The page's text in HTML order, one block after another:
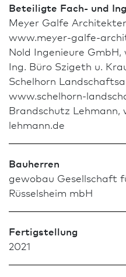
Beteiligte Fach- und
Meyer Galfe
www.meyer-galfe-
Nold Ingenieure
Ing. Büro Szigeth u.
Schelhorn
www.schelhorn-
Brand­schutz
lehmann.de
Bauherren
gewobau Gesellschaft
Rüssels­heim mbH
Fertigstellung
2021